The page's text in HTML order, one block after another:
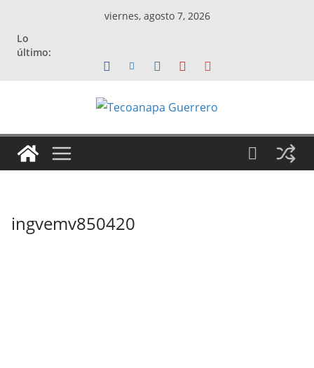
contenido
viernes, agosto 7, 2026
Lo
último:
ingvemv850420